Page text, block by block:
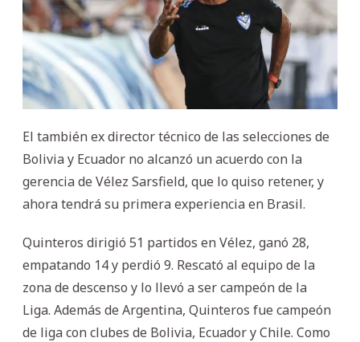
El también ex director técnico de las selecciones de
Bolivia y Ecuador no alcanzó un acuerdo con la
gerencia de Vélez Sarsfield, que lo quiso retener, y
ahora tendrá su primera experiencia en Brasil.
Quinteros dirigió 51 partidos en Vélez, ganó 28,
empatando 14 y perdió 9. Rescató al equipo de la
zona de descenso y lo llevó a ser campeón de la
Liga. Además de Argentina, Quinteros fue campeón
de liga con clubes de Bolivia, Ecuador y Chile. Como